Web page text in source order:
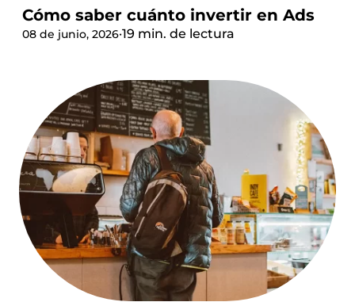
Cómo saber cuánto invertir en Ads
08 de junio, 2026·19 min. de lectura